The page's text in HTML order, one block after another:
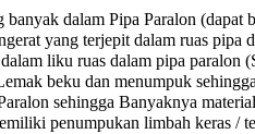
dalam Pipa Paralon (dapat
yang terjepit dalam ruas pipa
liku ruas dalam pipa
beku dan menumpuk
sehingga Banyaknya
penumpukan limbah keras /